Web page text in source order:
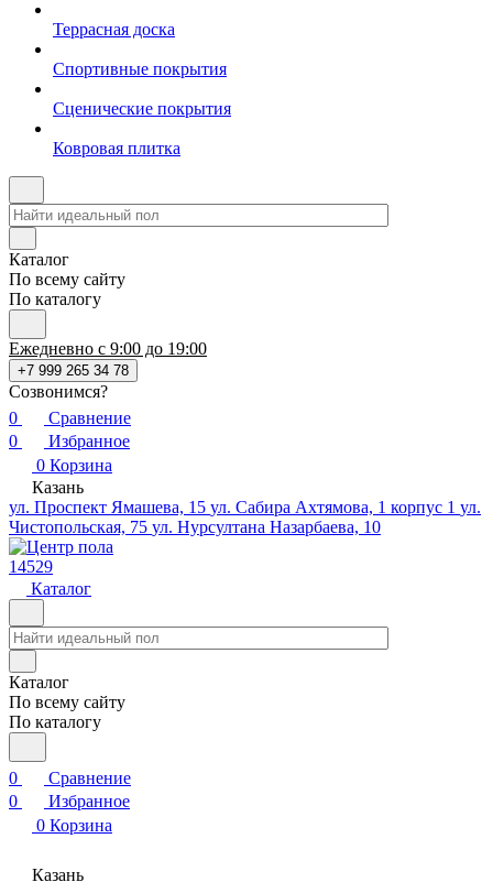
Террасная доска
Спортивные покрытия
Сценические покрытия
Ковровая плитка
Каталог
По всему сайту
По каталогу
Ежедневно с 9:00 до 19:00
+7 999 265 34 78
Созвонимся?
0
Сравнение
0
Избранное
0 Корзина
Казань
ул. Проспект Ямашева, 15 ул. Сабира Ахтямова, 1 корпус 1 ул.
Чистопольская, 75 ул. Нурсултана Назарбаева, 10
14529
Каталог
Каталог
По всему сайту
По каталогу
0
Сравнение
0
Избранное
0 Корзина
Казань